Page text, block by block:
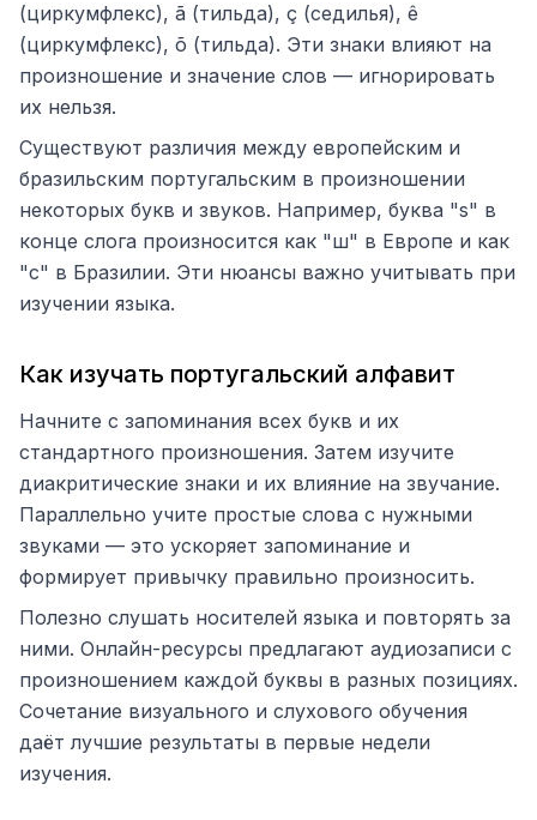
(циркумфлекс), ã (тильда), ç (седилья), ê
(циркумфлекс), õ (тильда). Эти знаки влияют на
произношение и значение слов — игнорировать
их нельзя.
Существуют различия между европейским и
бразильским португальским в произношении
некоторых букв и звуков. Например, буква "s" в
конце слога произносится как "ш" в Европе и как
"с" в Бразилии. Эти нюансы важно учитывать при
изучении языка.
Как изучать португальский алфавит
Начните с запоминания всех букв и их
стандартного произношения. Затем изучите
диакритические знаки и их влияние на звучание.
Параллельно учите простые слова с нужными
звуками — это ускоряет запоминание и
формирует привычку правильно произносить.
Полезно слушать носителей языка и повторять за
ними. Онлайн-ресурсы предлагают аудиозаписи с
произношением каждой буквы в разных позициях.
Сочетание визуального и слухового обучения
даёт лучшие результаты в первые недели
изучения.